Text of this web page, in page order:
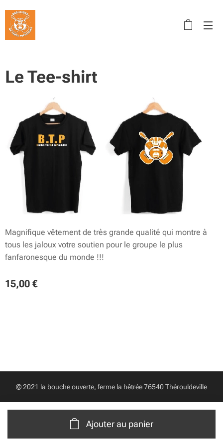
Le Tee-shirt
Magnifique vêtement de très grande qualité qui montre à
tous les jaloux votre soutien pour le groupe le plus
fanfaronesque du monde !!!
15,00 €
Ajouter au panier
© 2021 la bouche ouverte, ferme la hêtrée 76540 Thérouldeville